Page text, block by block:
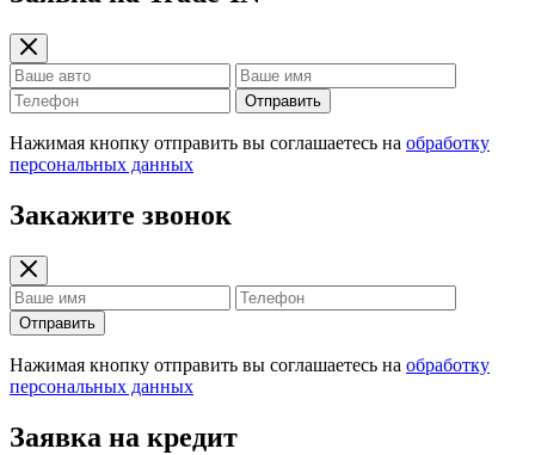
Отправить
Нажимая кнопку отправить вы соглашаетесь на обработку
персональных данных
Закажите звонок
Отправить
Нажимая кнопку отправить вы соглашаетесь на обработку
персональных данных
Заявка на кредит